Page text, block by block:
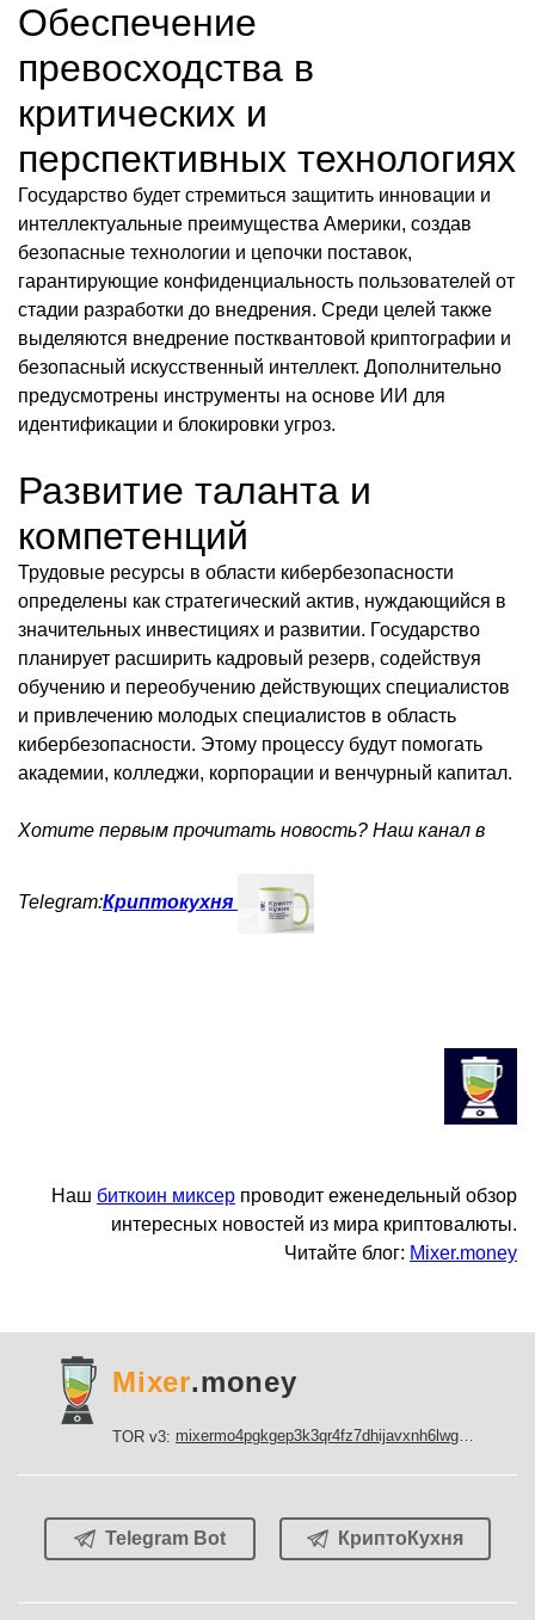
Обеспечение
превосходства в
критических и
перспективных технологиях
Государство будет стремиться защитить инновации и
интеллектуальные преимущества Америки, создав
безопасные технологии и цепочки поставок,
гарантирующие конфиденциальность пользователей от
стадии разработки до внедрения. Среди целей также
выделяются внедрение постквантовой криптографии и
безопасный искусственный интеллект. Дополнительно
предусмотрены инструменты на основе ИИ для
идентификации и блокировки угроз.
Развитие таланта и
компетенций
Трудовые ресурсы в области кибербезопасности
определены как стратегический актив, нуждающийся в
значительных инвестициях и развитии. Государство
планирует расширить кадровый резерв, содействуя
обучению и переобучению действующих специалистов
и привлечению молодых специалистов в область
кибербезопасности. Этому процессу будут помогать
академии, колледжи, корпорации и венчурный капитал.
Хотите первым прочитать новость? Наш канал в
Telegram:Криптокухня
Наш биткоин миксер проводит еженедельный обзор
интересных новостей из мира криптовалюты.
Читайте блог: Mixer.money
Mixer.money
TOR v3: mixermo4pgkgep3k3qr4fz7dhijavxnh6lwgu7gf5qeltpy4unjed2yd.onion
Telegram Bot КриптоКухня